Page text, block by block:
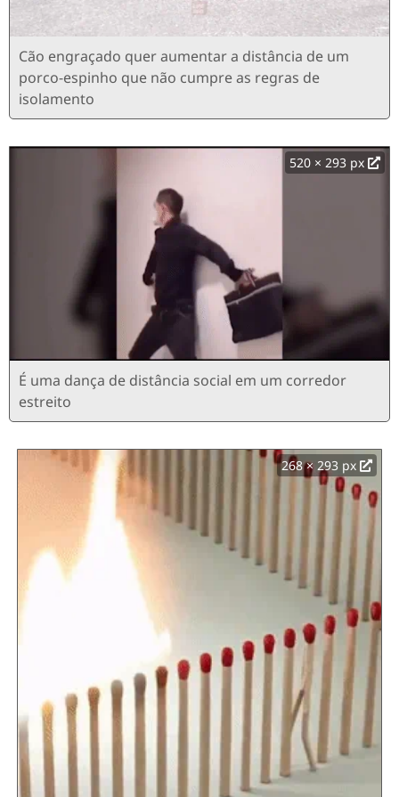
Cão engraçado quer aumentar a distância de um
porco-espinho que não cumpre as regras de
isolamento
520 × 293 px
É uma dança de distância social em um corredor
estreito
268 × 293 px